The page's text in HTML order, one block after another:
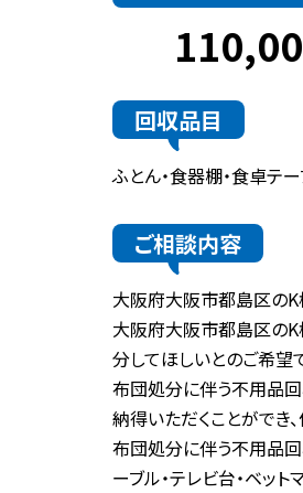
回収品目
ふとん・食器棚・食卓テー
ご相談内容
大阪府大阪市都島区のK
大阪府大阪市都島区のK
分してほしいとのご希望
布団処分に伴う不用品
納得いただくことができ
布団処分に伴う不用品
ーブル・テレビ台・ベッ